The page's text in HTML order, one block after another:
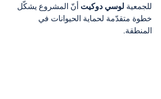
للجمعية لوسي دوكيت أنّ المشروع يشكّل
خطوة متقدّمة لحماية الحيوانات في
المنطقة.